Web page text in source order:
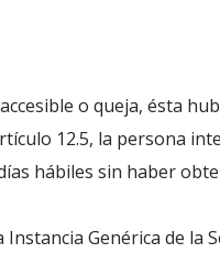
o queja, ésta
12.5, la persona
hábiles sin haber
Genérica de